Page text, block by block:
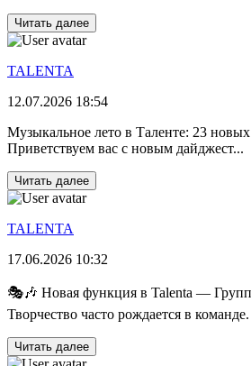
Читать далее
TALENTA
12.07.2026 18:54
Музыкальное лето в Таленте: 23
Приветствуем вас с новым дайджест...
Читать далее
TALENTA
17.06.2026 10:32
🎭🎶 Новая функция в Talenta —
Творчество часто рождается в
Читать далее